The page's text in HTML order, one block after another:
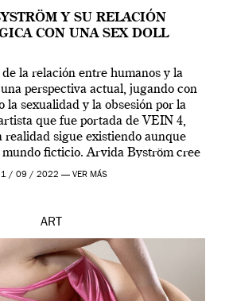
Y SU RELACIÓN
CON UNA SEX DOLL
la relación entre humanos y la
perspectiva actual, jugando con
la sexualidad y la obsesión por la
que fue portada de VEIN 4,
realidad sigue existiendo aunque
mundo ficticio. Arvida Byström cree
tienen un complejo […]
/ 09 / 2022 — VER MÁS
ART